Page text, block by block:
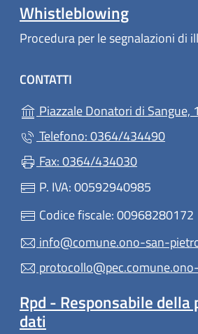
Whistleblowing
Procedura per le segnalazioni di
CONTATTI
Piazzale Donatori di Sangue, 1 -
Telefono: 0364/434490
Fax: 0364/434030
P. IVA: 00592940985
Codice fiscale: 00968280172
info@comune.ono-san-
Rpd - Responsabile della
dati